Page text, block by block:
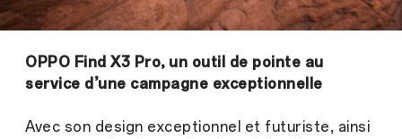
OPPO Find X3 Pro, un outil de pointe au
service d’une campagne exceptionnelle
Avec son design exceptionnel et futuriste, ainsi